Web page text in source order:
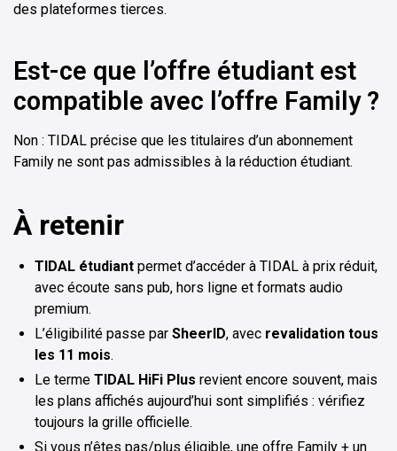
des plateformes tierces.
Est-ce que l’offre étudiant est
compatible avec l’offre Family ?
Non : TIDAL précise que les titulaires d’un abonnement
Family ne sont pas admissibles à la réduction étudiant.
À retenir
TIDAL étudiant permet d’accéder à TIDAL à prix réduit,
avec écoute sans pub, hors ligne et formats audio
premium.
L’éligibilité passe par SheerID, avec revalidation tous
les 11 mois.
Le terme TIDAL HiFi Plus revient encore souvent, mais
les plans affichés aujourd’hui sont simplifiés : vérifiez
toujours la grille officielle.
Si vous n’êtes pas/plus éligible, une offre Family + un